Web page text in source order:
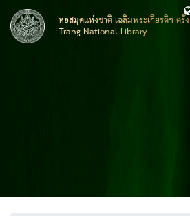
หอสมุดแห่งชาติ เฉลิมพระเกียรติฯ ตรัง
Trang National Library